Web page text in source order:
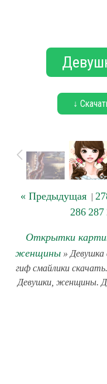
↓
« Предыдущая|
286 287
Открытки
женщины »
гиф смайлики
Девушки, женщины.